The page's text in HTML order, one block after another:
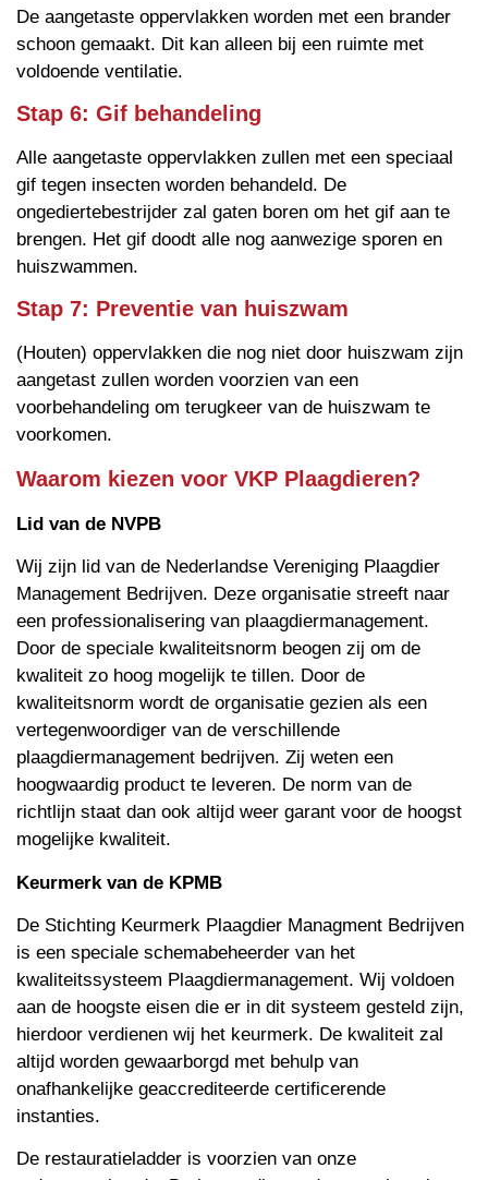
De aangetaste oppervlakken worden met een brander
schoon gemaakt. Dit kan alleen bij een ruimte met
voldoende ventilatie.
Stap 6: Gif behandeling
Alle aangetaste oppervlakken zullen met een speciaal
gif tegen insecten worden behandeld. De
ongediertebestrijder zal gaten boren om het gif aan te
brengen. Het gif doodt alle nog aanwezige sporen en
huiszwammen.
Stap 7: Preventie van huiszwam
(Houten) oppervlakken die nog niet door huiszwam zijn
aangetast zullen worden voorzien van een
voorbehandeling om terugkeer van de huiszwam te
voorkomen.
Waarom kiezen voor VKP Plaagdieren?
Lid van de NVPB
Wij zijn lid van de Nederlandse Vereniging Plaagdier
Management Bedrijven. Deze organisatie streeft naar
een professionalisering van plaagdiermanagement.
Door de speciale kwaliteitsnorm beogen zij om de
kwaliteit zo hoog mogelijk te tillen. Door de
kwaliteitsnorm wordt de organisatie gezien als een
vertegenwoordiger van de verschillende
plaagdiermanagement bedrijven. Zij weten een
hoogwaardig product te leveren. De norm van de
richtlijn staat dan ook altijd weer garant voor de hoogst
mogelijke kwaliteit.
Keurmerk van de KPMB
De Stichting Keurmerk Plaagdier Managment Bedrijven
is een speciale schemabeheerder van het
kwaliteitssysteem Plaagdiermanagement. Wij voldoen
aan de hoogste eisen die er in dit systeem gesteld zijn,
hierdoor verdienen wij het keurmerk. De kwaliteit zal
altijd worden gewaarborgd met behulp van
onafhankelijke geaccrediteerde certificerende
instanties.
De restauratieladder is voorzien van onze